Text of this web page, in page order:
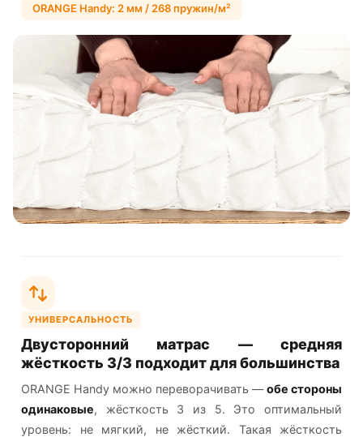
ORANGE Handy: 2 мм / 268 пружин/м²
УНИВЕРСАЛЬНОСТЬ
Двусторонний матрас — средняя
жёсткость 3/3 подходит для большинства
ORANGE Handy можно переворачивать —обе стороны
одинаковые, жёсткость 3 из 5. Это оптимальный
уровень: не мягкий, не жёсткий. Такая жёсткость